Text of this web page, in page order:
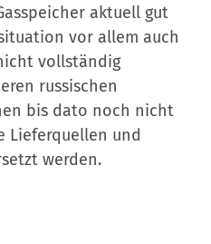
aktuell gut
vor allem auch
vollständig
russischen
bis dato noch nicht
Lieferquellen und
werden.